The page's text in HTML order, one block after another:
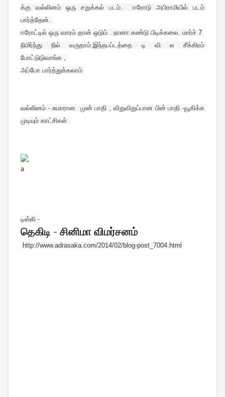
க்கு வல்லினம் ஒரு சறுக்கல் படம்.  ஈரோடு அபிராமியில் படம்
பார்த்தேன்.
ஈரோட்டில் ஒரு வாரம் தான் ஒடும் . நானா கண்டு பிடிக்கலை. மார்ச் 7
நிமிர்ந்து நில் வருதாம்.இந்தபப்டத்தை டி வி ல சீக்கிரம்
போட்டுடுவாங்க ,
அப்போ பார்த்துக்கலாம்
வல்லினம் - சுமாரான  முன் பாதி , விறுவிறுப்பான பின் பாதி -யூகிக்க
முடியும் காட்சிகள்
a
டிஸ்கி -
தெகிடி - சினிமா விமர்சனம்
http://www.adrasaka.com/2014/02/blog-post_7004.html